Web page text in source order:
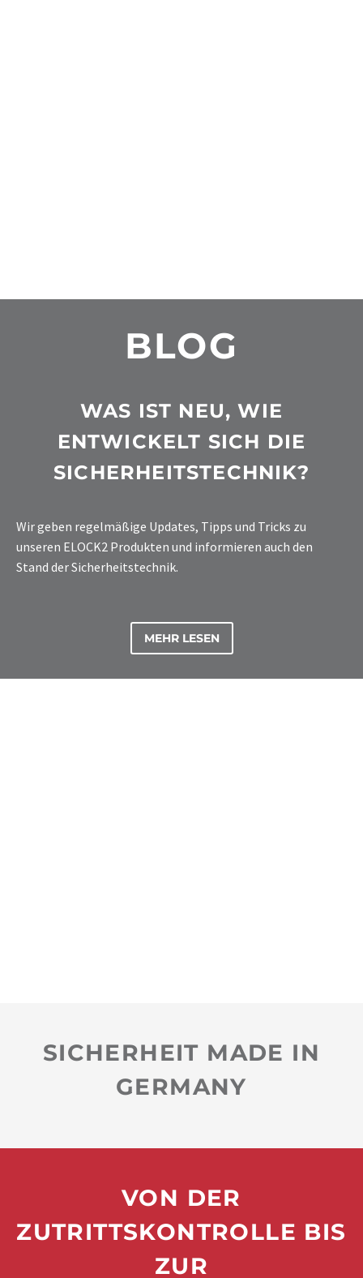
BLOG
WAS IST NEU, WIE
ENTWICKELT SICH DIE
SICHERHEITSTECHNIK?
Wir geben regelmäßige Updates, Tipps und Tricks zu
unseren ELOCK2 Produkten und informieren auch den
Stand der Sicherheitstechnik.
MEHR LESEN
SICHERHEIT MADE IN
GERMANY
VON DER
ZUTRITTSKONTROLLE BIS
ZUR